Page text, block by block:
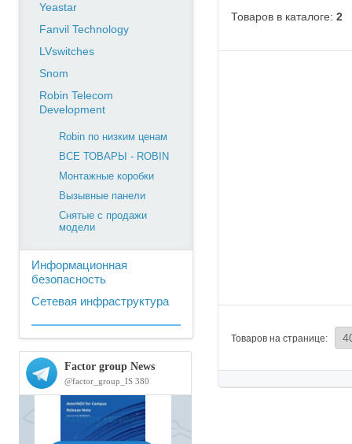
Yeastar
Fanvil Technology
LVswitches
Snom
Robin Telecom
Development
Robin по низким ценам
ВСЕ ТОВАРЫ - ROBIN
Монтажные коробки
Вызывные панели
Снятые с продажи
модели
Информационная
безопасность
Сетевая инфраструктура
Товаров в каталоге: 2
Товаров на странице: